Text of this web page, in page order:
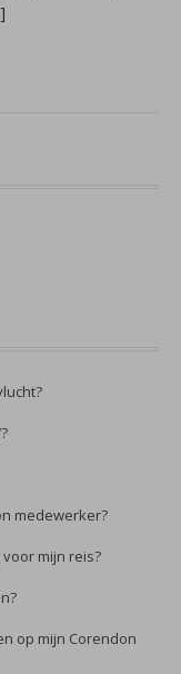
medewerker?
mijn reis?
op mijn Corendon